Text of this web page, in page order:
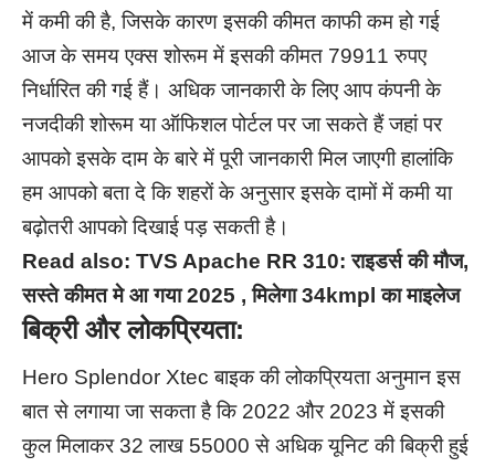
में कमी की है, जिसके कारण इसकी कीमत काफी कम हो गई
आज के समय एक्स शोरूम में इसकी कीमत 79911 रुपए
निर्धारित की गई हैं। अधिक जानकारी के लिए आप कंपनी के
नजदीकी शोरूम या ऑफिशल पोर्टल पर जा सकते हैं जहां पर
आपको इसके दाम के बारे में पूरी जानकारी मिल जाएगी हालांकि
हम आपको बता दे कि शहरों के अनुसार इसके दामों में कमी या
बढ़ोतरी आपको दिखाई पड़ सकती है।
Read also: TVS Apache RR 310: राइडर्स की मौज,
सस्ते कीमत मे आ गया 2025 , मिलेगा 34kmpl का माइलेज
बिक्री और लोकप्रियता:
Hero Splendor Xtec बाइक की लोकप्रियता अनुमान इस
बात से लगाया जा सकता है कि 2022 और 2023 में इसकी
कुल मिलाकर 32 लाख 55000 से अधिक यूनिट की बिक्री हुई